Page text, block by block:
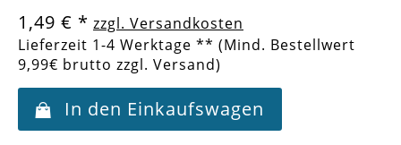
1,49 € * zzgl. Versandkosten
Lieferzeit 1-4 Werktage ** (Mind. Bestellwert
9,99€ brutto zzgl. Versand)
In den Einkaufswagen